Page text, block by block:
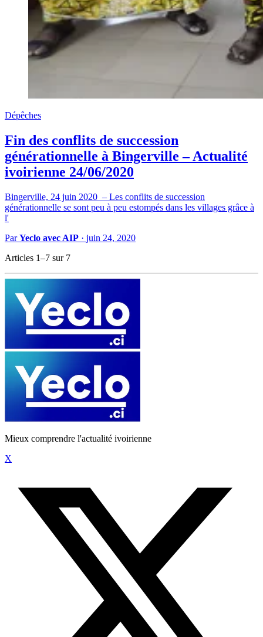
Dépêches
Fin des conflits de succession
générationnelle à Bingerville – Actualité
ivoirienne 24/06/2020
Bingerville, 24 juin 2020 – Les conflits de succession
générationnelle se sont peu à peu estompés dans les villages grâce à
l'
ParYeclo avec AIP · juin 24, 2020
Articles 1–7 sur 7
Mieux comprendre l'actualité ivoirienne
X